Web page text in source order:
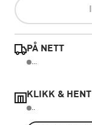
PÅ NETT
...
KLIKK & HENT
..